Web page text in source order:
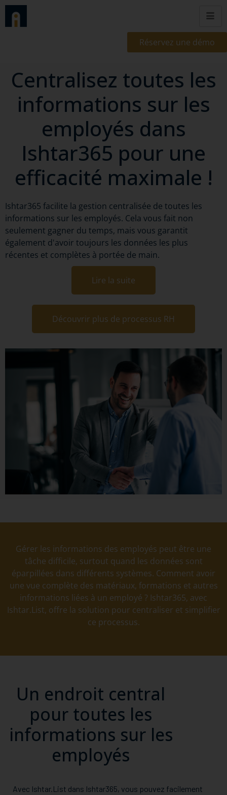
Réservez une démo
Centralisez toutes les
informations sur les
employés dans
Ishtar365 pour une
efficacité maximale !
Ishtar365 facilite la gestion centralisée de toutes les
informations sur les employés. Cela vous fait non
seulement gagner du temps, mais vous garantit
également d'avoir toujours les données les plus
récentes et complètes à portée de main.
Lire la suite
Découvrir plus de processus RH
Gérer les informations des employés peut être une
tâche difficile, surtout quand les données sont
éparpillées dans différents systèmes. Comment avoir
une vue complète des matériaux, formations et autres
informations liées à un employé ? Ishtar365, avec
Ishtar.List, offre la solution pour centraliser et simplifier
ce processus.
Un endroit central
pour toutes les
informations sur les
employés
Avec Ishtar.List dans Ishtar365, vous pouvez facilement